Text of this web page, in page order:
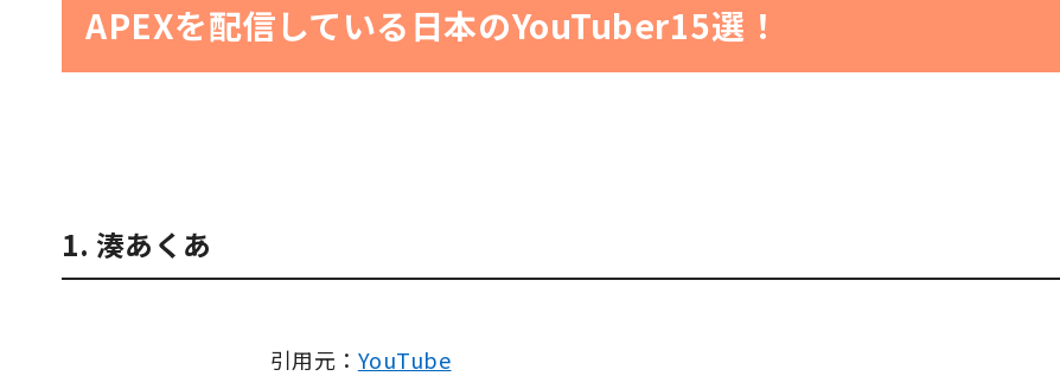
APEXを配信している日本のYouTuber15選！
1. 湊あくあ
引用元： YouTube